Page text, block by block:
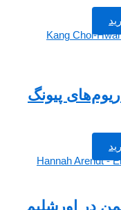
پیونگ
در اورشلیم